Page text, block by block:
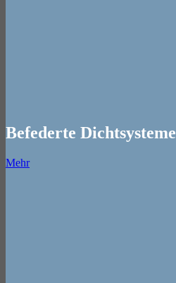
Befederte Dichtsysteme
Mehr